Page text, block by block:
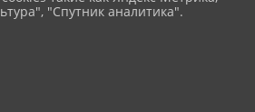
"Спутник аналитика".